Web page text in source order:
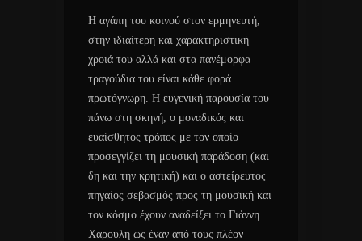
Η αγάπη του κοινού στον ερμηνευτή,
στην ιδιαίτερη και χαρακτηριστική
χροιά του αλλά και στα πανέμορφα
τραγούδια του είναι κάθε φορά
πρωτόγνωρη. Η ευγενική παρουσία του
πάνω στη σκηνή, ο μοναδικός και
ευαίσθητος τρόπος με τον οποίο
προσεγγίζει τη μουσική παράδοση (και
δη και την κρητική) και ο αστείρευτος
πηγαίος σεβασμός προς τη μουσική και
τον κόσμο έχουν αναδείξει το Γιάννη
Χαρούλη ως έναν από τους πλέον